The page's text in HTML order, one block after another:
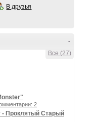
В друзья
-
Все (27)
2
- Проклятый Старый